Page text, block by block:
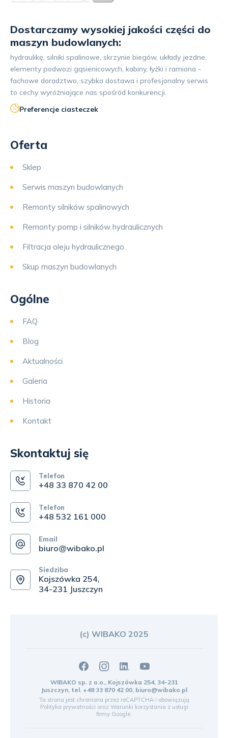
Dostarczamy wysokiej jakości części do
maszyn budowlanych:
hydraulikę, silniki spalinowe, skrzynie biegów, układy jezdne,
elementy podwozi gąsienicowych, kabiny, łyżki i ramiona -
fachowe doradztwo, szybka dostawa i profesjonalny serwis
to cechy wyróżniające nas spośród konkurencji.
Preferencje ciasteczek
Oferta
Sklep
Serwis maszyn budowlanych
Remonty silników spalinowych
Remonty pomp i silników hydraulicznych
Filtracja oleju hydraulicznego
Skup maszyn budowlanych
Ogólne
FAQ
Blog
Aktualności
Galeria
Historia
Kontakt
Skontaktuj się
Telefon
+48 33 870 42 00
Telefon
+48 532 161 000
Email
biuro@wibako.pl
Siedziba
Kojszówka 254,
34-231 Juszczyn
(c) WIBAKO 2025
WIBAKO sp. z o.o., Kojszówka 254, 34-231
Juszczyn, tel. +48 33 870 42 00, biuro@wibako.pl
Ta strona jest chroniona przez reCAPTCHA i obowiązują
Polityka prywatności oraz Warunki korzystania z usługi
firmy Google.